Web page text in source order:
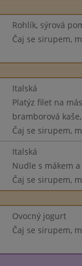
Rohlík, sýrová
Čaj se sirupem,
Italská
Platýz filet na
bramborová
Čaj se sirupem,
Italská
Nudle s mákem
Čaj se sirupem,
Ovocný jogurt
Čaj se sirupem,